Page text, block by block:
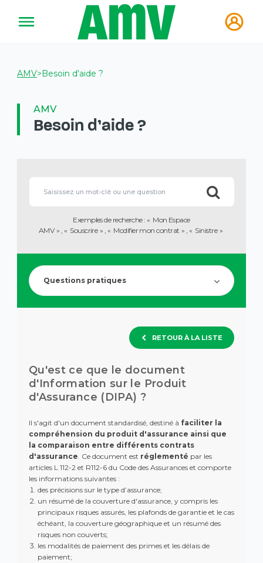
AMV>Besoin d'aide ?
AMV
Besoin d'aide ?
redirigé
description
question.
barre
des
faciliter
Exemples de recherche :
Mon Espace
AMV
Souscrire Modifier mon contrat Sinistre
Questions pratiques
RETOUR À LA LISTE
Qu'est ce que le document
d'Information sur le Produit
d'Assurance (DIPA) ?
Il s'agit d'un document standardisé, destiné à faciliter la
compréhension du produit d'assurance ainsi que
la comparaison entre différents contrats
d'assurance. Ce document est réglementé par les
articles L 112-2 et R112-6 du Code des Assurances et comporte
les informations suivantes :
des précisions sur le type d’assurance;
un résumé de la couverture d'assurance, y compris les
principaux risques assurés, les plafonds de garantie et le cas
échéant, la couverture géographique et un résumé des
risques non couverts;
les modalités de paiement des primes et les délais de
paiement;